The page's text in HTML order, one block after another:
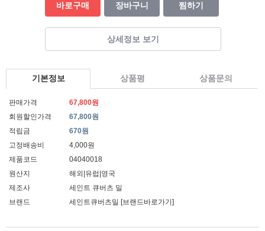
바로구매 장바구니 찜하기
상세정보 보기
기본정보 상품평 상품문의
판매가격
67,800원
회원할인가격
67,800원
적립금
670원
고정배송비
4,000원
제품코드
04040018
원산지
해외|유럽|영국
제조사
세인트 큐버츠 밀
브랜드
세인트큐버츠밀 [브랜드바로가기]